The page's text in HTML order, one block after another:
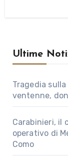
Ultime
Tragedia
ventenne,
Carabinieri, il
operativo di
Como